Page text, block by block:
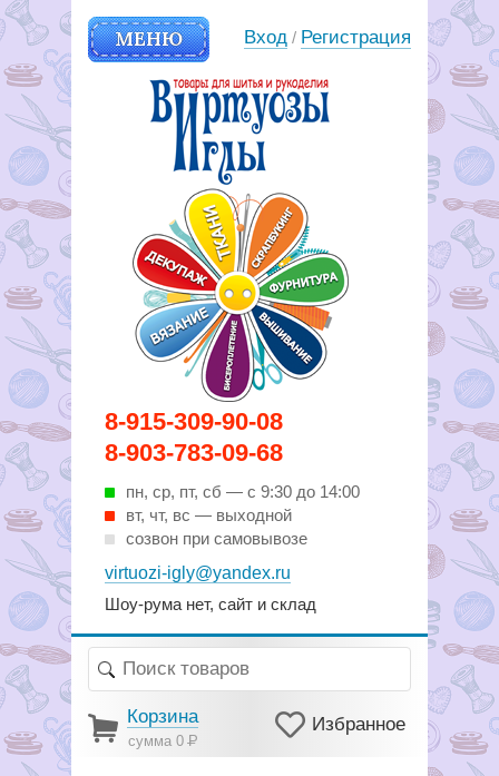
8-915-309-90-08
8-903-783-09-68
пн, ср, пт, cб — с 9:30 до 14:00
вт, чт, вс — выходной
созвон при самовывозе
virtuozi-igly@yandex.ru
Шоу-рума нет, сайт и склад
МЕНЮ
Вирутозы иглы. Товары для
шитья и рукоделья
Вход / Регистрация
Корзина
сумма 0Р
Избранное